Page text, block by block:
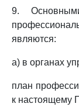
9.
являются:
а) в органах
план
к настоящему